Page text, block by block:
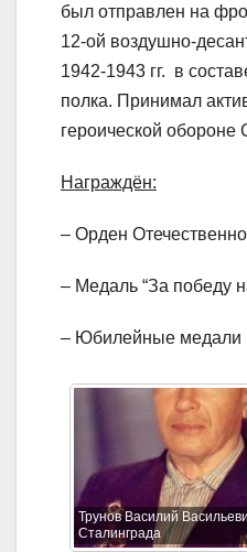
был отправлен на
12-ой воздушно-
1942-1943 гг. в
полка. Принимал
героической обороне
Награждён:
– Орден
– Медаль “За победу
– Юбилейные медали
Трунов Василий
Сталинграда